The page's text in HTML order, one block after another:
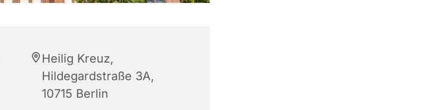
Heilig Kreuz,
Hildegardstraße 3A,
10715 Berlin